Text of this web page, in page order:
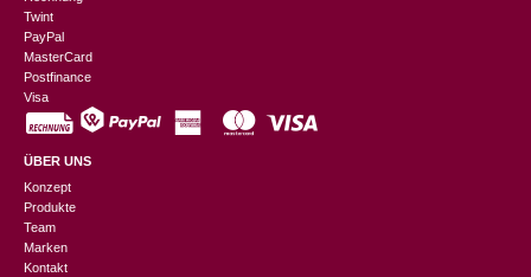
Twint
PayPal
MasterCard
Postfinance
Visa
ÜBER UNS
Konzept
Produkte
Team
Marken
Kontakt